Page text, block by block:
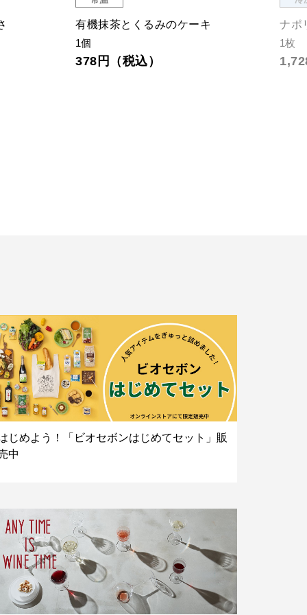
有機抹茶とくるみのケーキ
1個
378円（税込）
ナポ
1枚
じめよう！「ビオセボンはじめてセット」販
中